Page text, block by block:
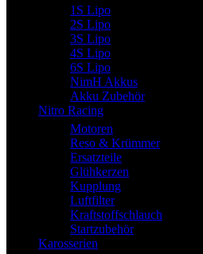
1S Lipo
2S Lipo
3S Lipo
4S Lipo
6S Lipo
NimH Akkus
Akku Zubehör
Nitro Racing
Motoren
Reso & Krümmer
Ersatzteile
Glühkerzen
Kupplung
Luftfilter
Kraftstoffschlauch
Startzubehör
Karosserien